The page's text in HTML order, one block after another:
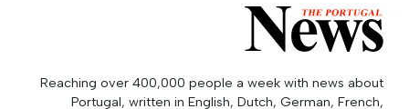
Reaching over 400,000 people a week with news about
Portugal, written in English, Dutch, German, French,